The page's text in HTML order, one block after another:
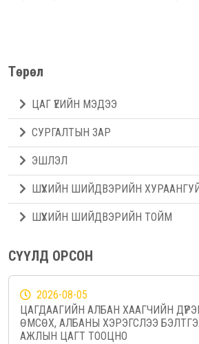
Төрөл
ЦАГ ҮЕИЙН МЭДЭЭ
СУРГАЛТЫН ЗАР
ЭШЛЭЛ
ШҮҮХИЙН ШИЙДВЭРИЙН
ШҮҮХИЙН ШИЙДВЭРИЙН ТОЙМ
СҮҮЛД ОРСОН
2026-08-05
ЦАГДААГИЙН АЛБАН ХААГЧИЙН
ӨМСӨХ, АЛБАНЫ ХЭРЭГСЛЭЭ
АЖЛЫН ЦАГТ ТООЦНО